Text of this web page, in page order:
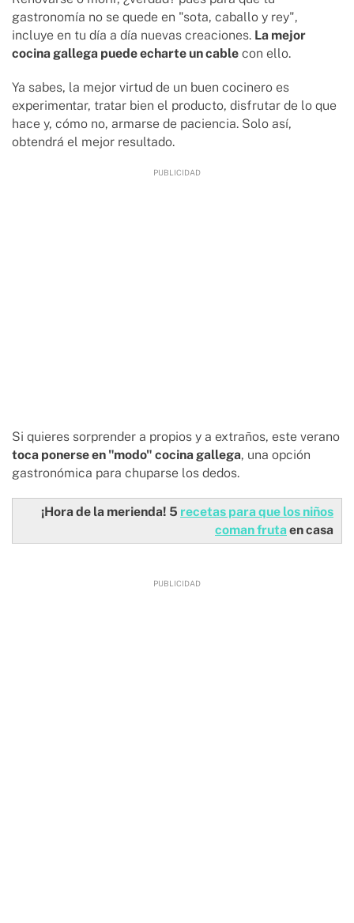
gastronomía no se quede en "sota, caballo y rey",
incluye en tu día a día nuevas creaciones. La mejor
cocina gallega puede echarte un cable con ello.
Ya sabes, la mejor virtud de un buen cocinero es
experimentar, tratar bien el producto, disfrutar de lo que
hace y, cómo no, armarse de paciencia. Solo así,
obtendrá el mejor resultado.
Si quieres sorprender a propios y a extraños, este verano
toca ponerse en "modo" cocina gallega, una opción
gastronómica para chuparse los dedos.
¡Hora de la merienda! 5 recetas para que los niños
coman fruta en casa